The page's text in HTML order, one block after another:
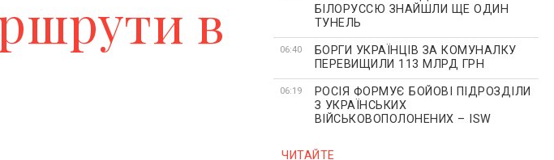
в
БІЛОРУССЮ ЗНАЙШЛИ ЩЕ ОДИН
ТУНЕЛЬ
06:40
БОРГИ УКРАЇНЦІВ ЗА КОМУНАЛКУ
ПЕРЕВИЩИЛИ 113 МЛРД ГРН
06:19
РОСІЯ ФОРМУЄ БОЙОВІ ПІДРОЗДІЛИ
З УКРАЇНСЬКИХ
ВІЙСЬКОВОПОЛОНЕНИХ – ISW
ЧИТАЙТЕ